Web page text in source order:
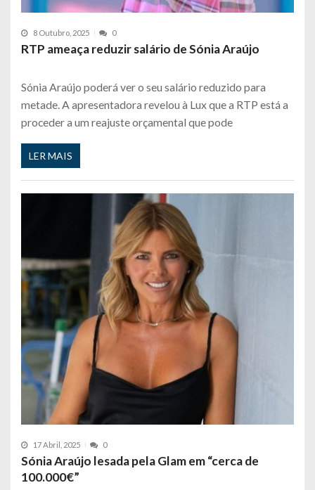
8 Outubro, 2025 0
RTP ameaça reduzir salário de Sónia Araújo
Sónia Araújo poderá ver o seu salário reduzido para
metade. A apresentadora revelou à Lux que a RTP está a
proceder a um reajuste orçamental que pode
LER MAIS
17 Abril, 2025 0
Sónia Araújo lesada pela Glam em “cerca de
100.000€”